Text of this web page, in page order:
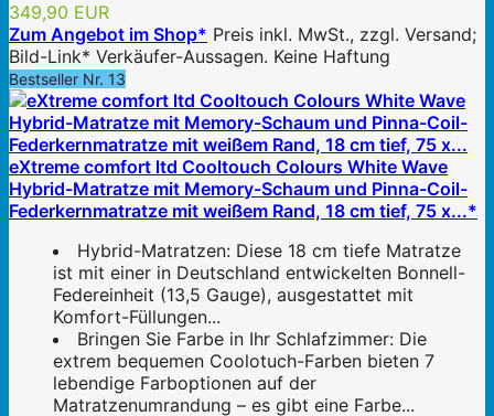
349,90 EUR
Zum Angebot im Shop* Preis inkl. MwSt., zzgl. Versand;
Bild-Link* Verkäufer-Aussagen. Keine Haftung
Bestseller Nr. 13
eXtreme comfort ltd Cooltouch Colours White Wave
Hybrid-Matratze mit Memory-Schaum und Pinna-Coil-
Federkernmatratze mit weißem Rand, 18 cm tief, 75 x...*
Hybrid-Matratzen: Diese 18 cm tiefe Matratze
ist mit einer in Deutschland entwickelten Bonnell-
Federeinheit (13,5 Gauge), ausgestattet mit
Komfort-Füllungen...
Bringen Sie Farbe in Ihr Schlafzimmer: Die
extrem bequemen Coolotuch-Farben bieten 7
lebendige Farboptionen auf der
Matratzenumrandung – es gibt eine Farbe...